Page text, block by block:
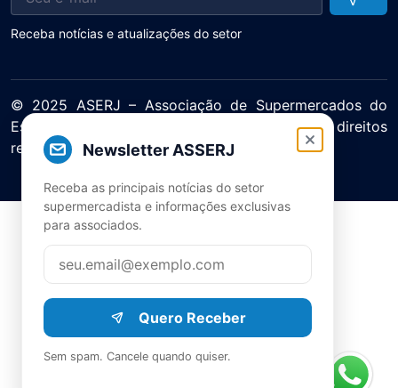
Newsletter ASSERJ
Receba as principais notícias do setor
supermercadista e informações exclusivas
para associados.
Quero Receber
Sem spam. Cancele quando quiser.
Receba notícias e atualizações do setor
© 2025 ASERJ – Associação de Supermercados do
Estado do Rio de Janeiro. Todos os direitos
reservados.